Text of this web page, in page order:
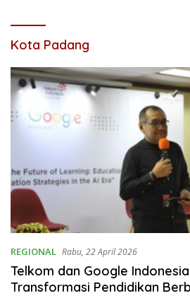
Kota Padang
REGIONAL Rabu, 22 April 2026
Telkom dan Google
Transformasi Pendidikan